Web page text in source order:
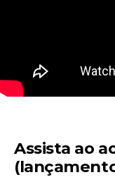
Assista ao